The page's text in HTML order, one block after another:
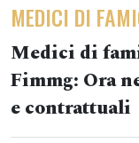
MEDICI DI
Medici di
Fimmg: Ora
e contrattuali